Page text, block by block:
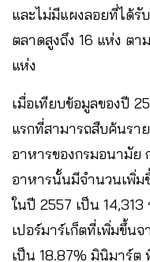
และไม่มีแผงลอยที่ได้
ตลาดสูงถึง 16 แห่ง ตา
แห่ง
เมื่อเทียบข้อมูลของปี
แรกที่สามารถสืบค้นรา
อาหารของกรมอนามัย
อาหารนั้นมีจำนวนเพิ่ม
ในปี 2557 เป็น 14,313
เปอร์มาร์เก็ตที่เพิ่มขึ้น
เป็น 18.87% มินิมาร์ต